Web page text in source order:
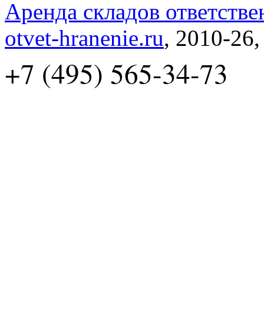
Аренда складов
otvet-hranenie.ru, 2010-
+7 (495) 565-34-73